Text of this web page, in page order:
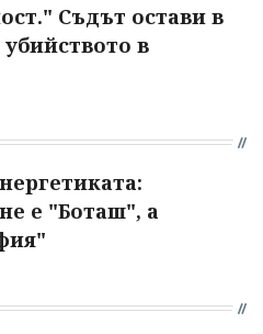
Съдът остави в
в
е "Боташ", а